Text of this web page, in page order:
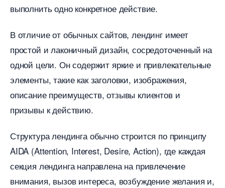
ыполнить одно конкретное действие.​
отличие от обычных сайтов, лендинг имеет
простой и лаконичный дизайн, сосредоточенный на
одной цели.​ Он содержит яркие и привлекательные
элементы, такие как заголовки, изображения,
описание преимуществ, отзывы клиентов и
призывы к действию.​
Структура лендинга обычно строится по принципу
AIDA (Attention, Interest, Desire, Action), где каждая
секция лендинга направлена на привлечение
нимания, вызов интереса, возбуждение желания и,